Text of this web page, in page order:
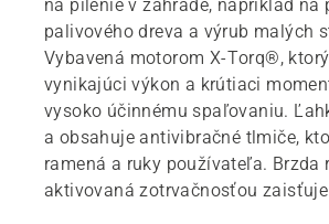
na pílenie v záhrade, napríklad na
palivového dreva a výrub malých
Vybavená motorom X-Torq®,
vynikajúci výkon a krútiaci
vysoko účinnému spaľovaniu.
a obsahuje antivibračné tlmiče,
ramená a ruky používateľa. Brzda
aktivovaná zotrvačnosťou